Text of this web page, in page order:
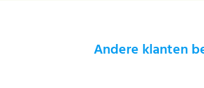
Andere klanten